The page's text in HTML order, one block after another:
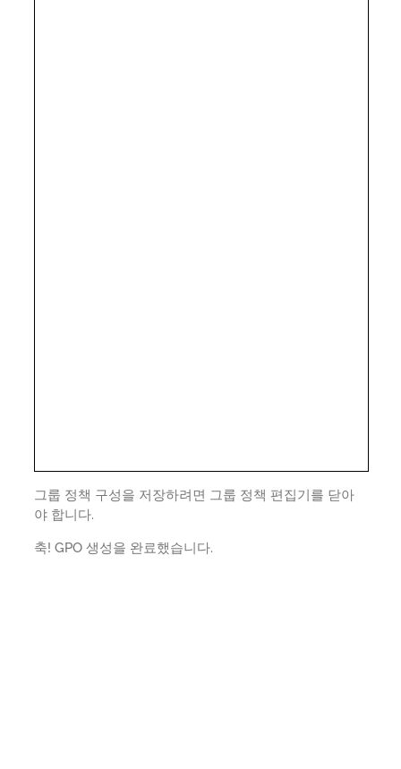
그룹 정책 구성을 저장하려면 그룹 정책 편집기를 닫아
야 합니다.
축! GPO 생성을 완료했습니다.